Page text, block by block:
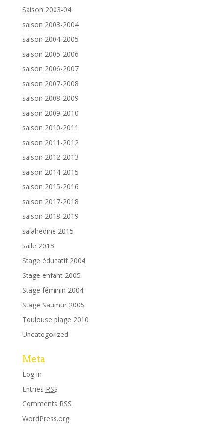
Saison 2003-04
saison 2003-2004
saison 2004-2005
saison 2005-2006
saison 2006-2007
saison 2007-2008
saison 2008-2009
saison 2009-2010
saison 2010-2011
saison 2011-2012
saison 2012-2013
saison 2014-2015
saison 2015-2016
saison 2017-2018
saison 2018-2019
salahedine 2015
salle 2013
Stage éducatif 2004
Stage enfant 2005
Stage féminin 2004
Stage Saumur 2005
Toulouse plage 2010
Uncategorized
Meta
Log in
Entries RSS
Comments RSS
WordPress.org